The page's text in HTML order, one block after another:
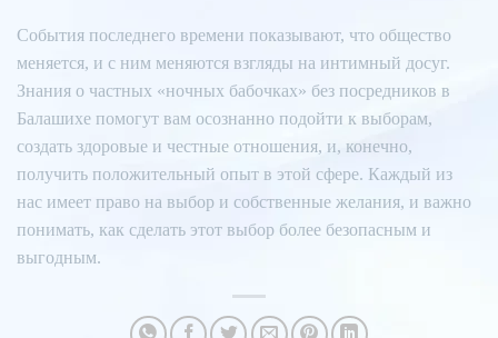
События последнего времени показывают, что общество
меняется, и с ним меняются взгляды на интимный досуг.
Знания о частных «ночных бабочках» без посредников в
Балашихе помогут вам осознанно подойти к выборам,
создать здоровые и честные отношения, и, конечно,
получить положительный опыт в этой сфере. Каждый из
нас имеет право на выбор и собственные желания, и важно
понимать, как сделать этот выбор более безопасным и
выгодным.